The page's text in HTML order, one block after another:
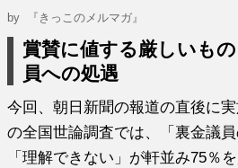
by 『きっこのメルマガ』
賞賛に値する厳しいも
員への処遇
今回、朝日新聞の報道の直後に
の全国世論調査では、「裏金議
「理解できない」が軒並み75％